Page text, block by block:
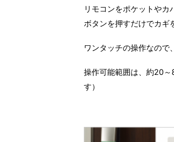
リモコンをポケットや
ボタンを押すだけでカギ
ワンタッチの操作なので
操作可能範囲は、約20
す）